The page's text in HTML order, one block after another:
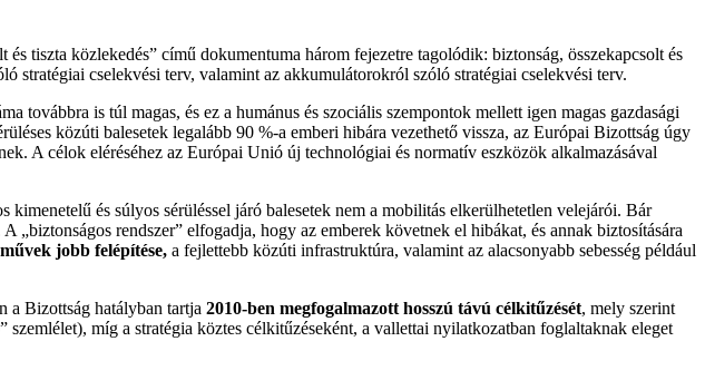
és tiszta közlekedés” című dokumentuma három fejezetre tagolódik: biztonság, összekapcsolt és
stratégiai cselekvési terv, valamint az akkumulátorokról szóló stratégiai cselekvési terv.
továbbra is túl magas, és ez a humánus és szociális szempontok mellett igen magas gazdasági
közúti balesetek legalább 90 %-a emberi hibára vezethető vissza, az Európai Bizottság úgy
A célok eléréséhez az Európai Unió új technológiai és normatív eszközök alkalmazásával
kimenetelű és súlyos sérüléssel járó balesetek nem a mobilitás elkerülhetetlen velejárói. Bár
„biztonságos rendszer” elfogadja, hogy az emberek követnek el hibákat, és annak biztosítására
jobb felépítése, a fejlettebb közúti infrastruktúra, valamint az alacsonyabb sebesség például
a Bizottság hatályban tartja 2010-ben megfogalmazott hosszú távú célkitűzését, mely szerint
míg a stratégia köztes célkitűzéseként, a vallettai nyilatkozatban foglaltaknak eleget